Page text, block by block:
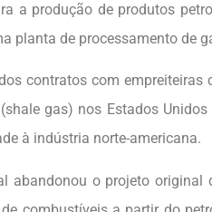
a produção de produtos
planta de processamento de
contratos com
gas) nos Estados
à indústria norte-americana.
abandonou o projeto original